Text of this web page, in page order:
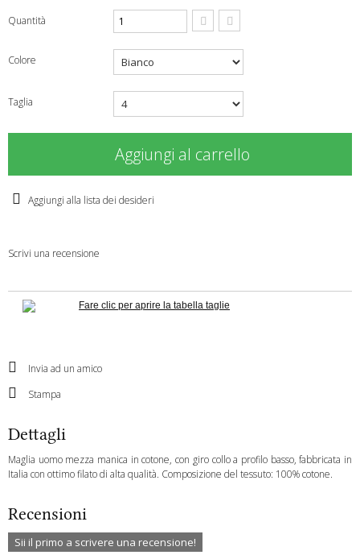
Quantità
Colore
Taglia
Aggiungi al carrello
Aggiungi alla lista dei desideri
Scrivi una recensione
Fare clic per aprire la tabella taglie
Invia ad un amico
Stampa
Dettagli
Maglia uomo mezza manica in cotone, con giro collo a profilo basso, fabbricata in
Italia con ottimo filato di alta qualità. Composizione del tessuto: 100% cotone.
Recensioni
Sii il primo a scrivere una recensione!